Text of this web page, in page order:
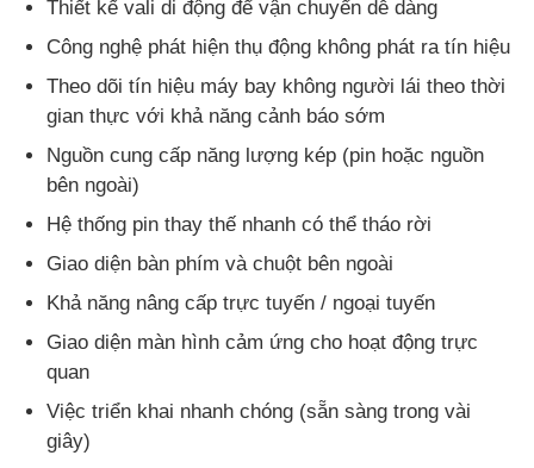
Thiết kế vali di động để vận chuyển dễ dàng
Công nghệ phát hiện thụ động không phát ra tín hiệu
Theo dõi tín hiệu máy bay không người lái theo thời
gian thực với khả năng cảnh báo sớm
Nguồn cung cấp năng lượng kép (pin hoặc nguồn
bên ngoài)
Hệ thống pin thay thế nhanh có thể tháo rời
Giao diện bàn phím và chuột bên ngoài
Khả năng nâng cấp trực tuyến / ngoại tuyến
Giao diện màn hình cảm ứng cho hoạt động trực
quan
Việc triển khai nhanh chóng (sẵn sàng trong vài
giây)